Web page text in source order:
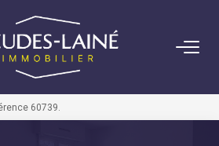
VENDRE
ACHETER
60739.